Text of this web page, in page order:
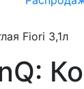
Fiori 3,1л